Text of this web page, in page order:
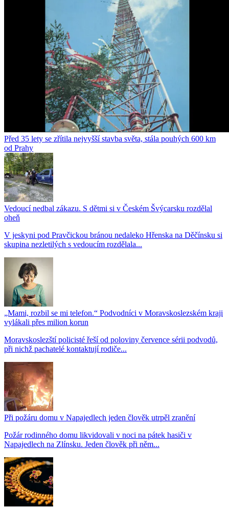
Před 35 lety se zřítila nejvyšší stavba světa, stála pouhých 600 km
od Prahy
Vedoucí nedbal zákazu. S dětmi si v Českém Švýcarsku rozdělal
oheň
V jeskyni pod Pravčickou bránou nedaleko Hřenska na Děčínsku si
skupina nezletilých s vedoucím rozdělala...
„Mami, rozbil se mi telefon.“ Podvodníci v Moravskoslezském kraji
vylákali přes milion korun
Moravskoslezští policisté řeší od poloviny července sérii podvodů,
při nichž pachatelé kontaktují rodiče...
Při požáru domu v Napajedlech jeden člověk utrpěl zranění
Požár rodinného domu likvidovali v noci na pátek hasiči v
Napajedlech na Zlínsku. Jeden člověk při něm...